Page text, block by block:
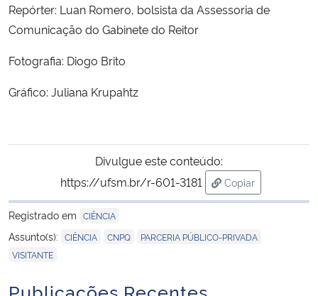
Repórter: Luan Romero, bolsista da Assessoria de
Comunicação do Gabinete do Reitor
Fotografia: Diogo Brito
Gráfico: Juliana Krupahtz
Divulgue este conteúdo:
https://ufsm.br/r-601-3181
Copiar
para área de
Registrado em CIÊNCIA
Assunto(s): CIÊNCIA CNPQ PARCERIA PÚBLICO-PRIVADA
VISITANTE
Publicações Recentes